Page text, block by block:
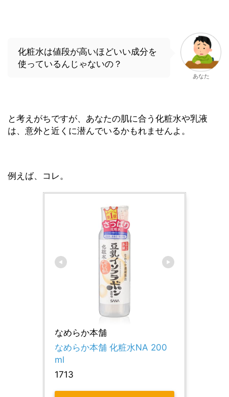
化粧水は値段が高いほどいい成分を
使っているんじゃないの？
あなた
と考えがちですが、あなたの肌に合う化粧水や乳液
は、意外と近くに潜んでいるかもれませんよ。
例えば、コレ。
なめらか本舗
なめらか本舗 化粧水NA 200
ml
1713